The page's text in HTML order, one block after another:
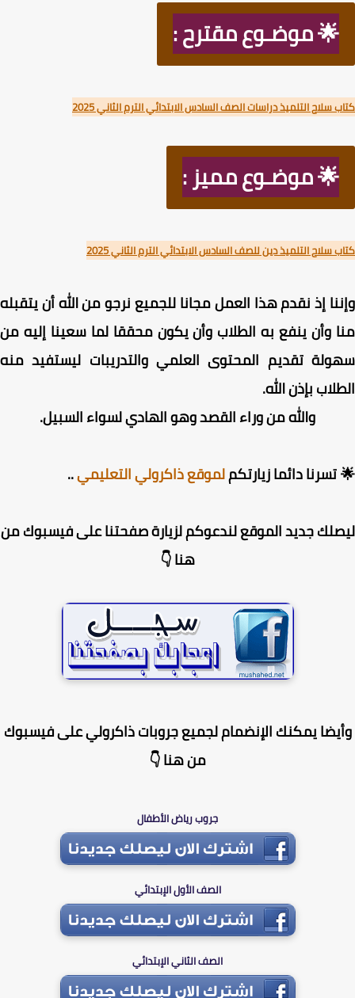
🌟 موضـوع مقترح :
سلاح التلميذ دراسات الصف السادس الابتدائي الترم الثاني 2025
🌟 موضـوع مميز :
سلاح التلميذ دين للصف السادس الابتدائي الترم الثاني 2025
إذ نقدم هذا العمل مجانا للجميع نرجو من الله أن يتقبله
وأن ينفع به الطلاب وأن يكون محققا لما سعينا إليه من
تقديم المحتوى العلمي والتدريبات ليستفيد منه
بإذن الله.
والله من وراء القصد وهو الهادي لسواء السبيل.
تسرنا دائما زيارتكملموقع ذاكرولي التعليمي..
جديد الموقع لندعوكم لزيارة صفحتنا على فيسبوك من
هنا 👇
يمكنك الإنضمام لجميع جروبات ذاكرولي على فيسبوك
من هنا 👇
جروب رياض الأطفال
الصف الأول الإبتدائي
الصف الثاني الإبتدائي